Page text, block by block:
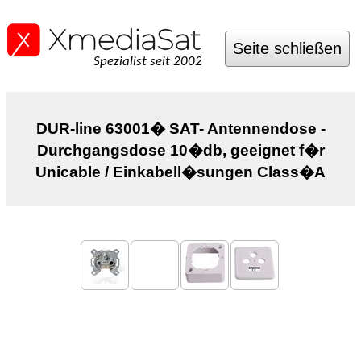
Spezialist seit 2002
Seite schließen
DUR-line 63001� SAT- Antennendose -
Durchgangsdose 10�db, geeignet f�r
Unicable / Einkabell�sungen Class�A